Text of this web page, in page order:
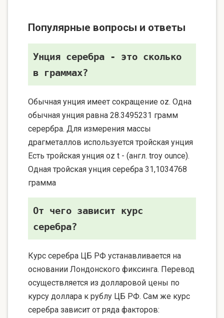
Популярные вопросы и ответы
Унция серебра - это сколько
в граммах?
Обычная унция имеет сокращение oz. Одна
обычная унция равна 28.3495231 грамм
серербра. Для измерения массы
драгметаллов используется тройская унция
Есть тройская унция oz t - (англ. troy ounce).
Одная тройская унция серебра 31,1034768
грамма
От чего зависит курс
серебра?
Курс серебра ЦБ РФ устанавливается на
основании Лондонского фиксинга. Перевод
осуществляется из долларовой цены по
курсу доллара к рублу ЦБ РФ. Сам же курс
серебра зависит от ряда факторов: